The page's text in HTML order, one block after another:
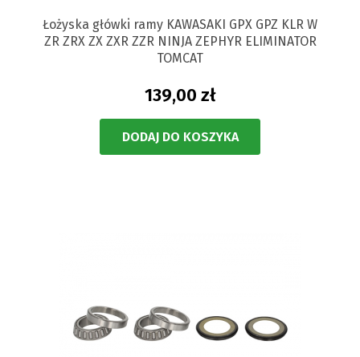
Łożyska główki ramy KAWASAKI GPX GPZ KLR W
ZR ZRX ZX ZXR ZZR NINJA ZEPHYR ELIMINATOR
TOMCAT
139,00 zł
DODAJ DO KOSZYKA